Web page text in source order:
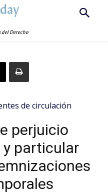
del Derecho
de circulación
perjuicio
y particular